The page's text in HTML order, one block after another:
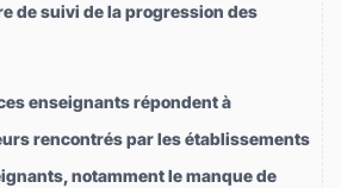
de suivi de la progression des
enseignants répondent à
rencontrés par les établissements
notamment le manque de